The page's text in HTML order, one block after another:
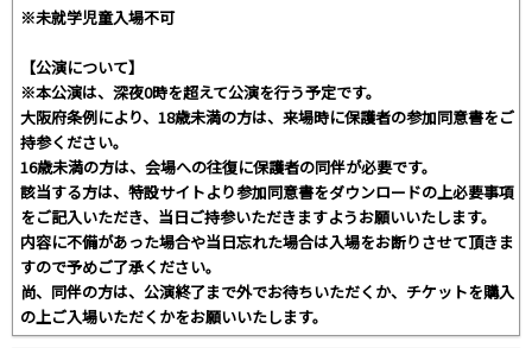
※未就学児童入場不可
【公演について】
※本公演は、深夜0時を超えて公演を行う予定です。
大阪府条例により、18歳未満の方は、来場時に保護者の参加同意書をご
持参ください。
16歳未満の方は、会場への往復に保護者の同伴が必要です。
該当する方は、特設サイトより参加同意書をダウンロードの上必要事項
をご記入いただき、当日ご持参いただきますようお願いいたします。
内容に不備があった場合や当日忘れた場合は入場をお断りさせて頂きま
すので予めご了承ください。
尚、同伴の方は、公演終了まで外でお待ちいただくか、チケットを購入
の上ご入場いただくかをお願いいたします。